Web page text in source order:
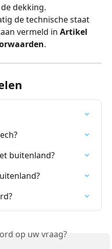
dekking.
de technische staat
vermeld in Artikel
.
buitenland?
op uw vraag?